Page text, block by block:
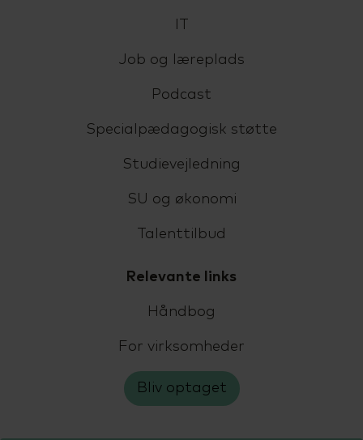
Job og læreplads
Podcast
Specialpædagogisk støtte
Studievejledning
SU og økonomi
Talenttilbud
Relevante links
Håndbog
For virksomheder
Bliv optaget